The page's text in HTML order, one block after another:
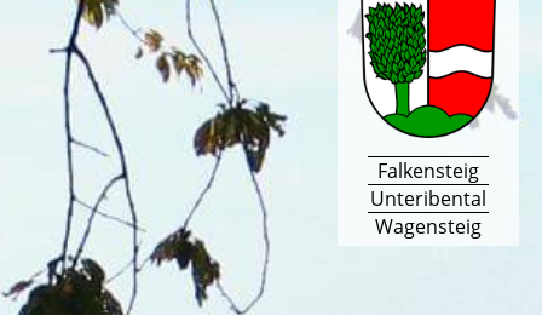
Falkensteig
Unteribental
Wagensteig